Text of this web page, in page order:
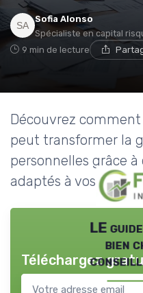
Sofia Alonso
Spécialiste en capital
9 min de lecture
Découvrez
peut transformer la
personnelles grâce
adaptés à vos
LE
bien
Téléchargez